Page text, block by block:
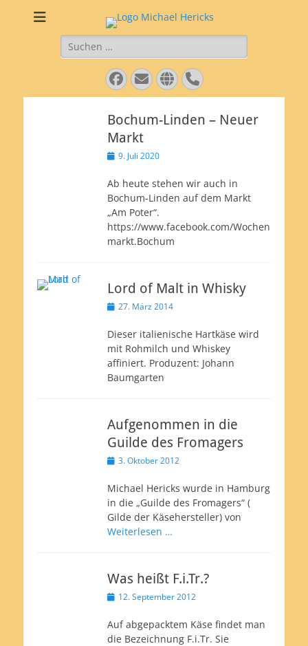
Käsepezialitäten
Feinkost aus Coesfeld
Suche
nach:
Facebook
E-
Mail
Website
Telefon
Bochum-Linden – Neuer
Markt
Veröffentlicht
9. Juli 2020
Ab heute stehen wir auch in
Bochum-Linden auf dem Markt
„Am Poter“.
https://www.facebook.com/Wochen
markt.Bochum
Lord of Malt in Whisky
Veröffentlicht
27. März 2014
Dieser italienische Hartkäse wird
mit Rohmilch und Whiskey
affiniert. Produzent: Johann
Baumgarten
Aufgenommen in die
Guilde des Fromagers
Veröffentlicht
3. Oktober 2012
Michael Hericks wurde in Hamburg
in die „Guilde des Fromagers“ (
Gilde der Käsehersteller) von
Weiterlesen …
Was heißt F.i.Tr.?
Veröffentlicht
12. September 2012
Auf abgepacktem Käse findet man
die Bezeichnung F.i.Tr. Sie